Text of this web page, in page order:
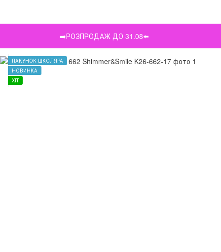
➡️РОЗПРОДАЖ ДО 31.08⬅️
ПАКУНОК ШКОЛЯРА
НОВИНКА
ХІТ